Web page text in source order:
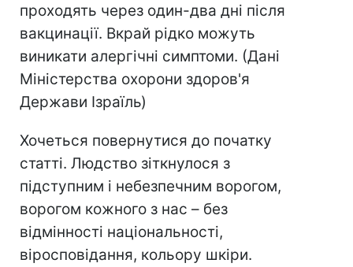
проходять через один-два дні після
вакцинації. Вкрай рідко можуть
виникати алергічні симптоми. (Дані
Міністерства охорони здоров'я
Держави Ізраїль)
Хочеться повернутися до початку
статті. Людство зіткнулося з
підступним і небезпечним ворогом,
ворогом кожного з нас – без
відмінності національності,
віросповідання, кольору шкіри.